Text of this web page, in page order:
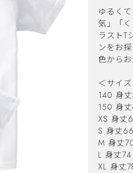
ゆるく
気」「
ラストT
ンをお
色からお
＜サイ
140 身
150 身
XS 身丈
S 身丈
M 身丈
L 身丈
XL 身丈